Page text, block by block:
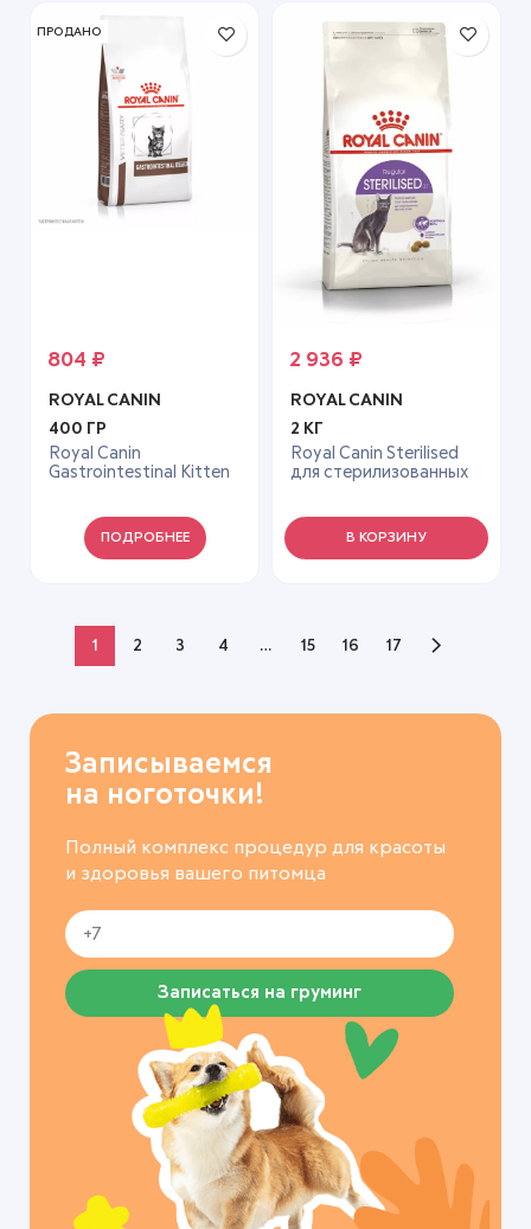
ПРОДАНО
804 ₽
ROYAL CANIN
400 ГР
Royal Canin
Gastrointestinal Kitten
до 10 месяцев при
нарушениях
ПОДРОБНЕЕ
2 936 ₽
ROYAL CANIN
2 КГ
Royal Canin Sterilised
для стерилизованных
В КОРЗИНУ
1 2 3 4 … 15 16 17
Записываемся
на ноготочки!
Полный комплекс процедур для красоты
и здоровья вашего питомца
Записаться на груминг